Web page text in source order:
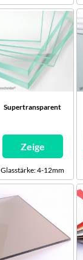
Supertransparent
Zeige
Glasstärke: 4-12mm